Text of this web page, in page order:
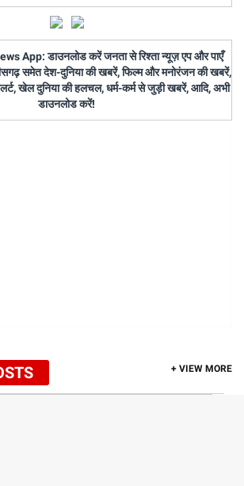
App: डाउनलोड करें जनता से रिश्ता न्यूज़ एप और पाएँ
समेत देश-दुनिया की खबरें, फिल्म और मनोरंजन की खबरें,
खेल दुनिया की हलचल, धर्म-कर्म से जुड़ी खबरें, आदि, अभी
डाउनलोड करें!
+ VIEW MORE